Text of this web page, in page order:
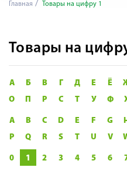
Главная Товары на цифру 1
Товары на
А Б В Г Д Е Ё
О
П Р С Т У Ф
A B C D E F G
P
Q R S T U V
0 1 2 3 4 5 6